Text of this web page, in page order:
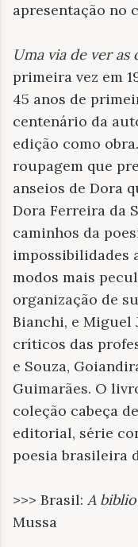
apresentação no
Uma via de ver as
primeira vez em
45 anos de
centenário da
edição como
roupagem que
anseios de Dora
Dora Ferreira da
caminhos da
impossibilidades
modos mais
organização de
Bianchi, e Miguel
críticos das
e Souza,
Guimarães. O
coleção cabeça
editorial, série
poesia brasileira
>>> Brasil: A
Mussa